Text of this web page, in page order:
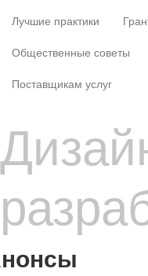
Лучшие практики
Общественные советы
Поставщикам услуг